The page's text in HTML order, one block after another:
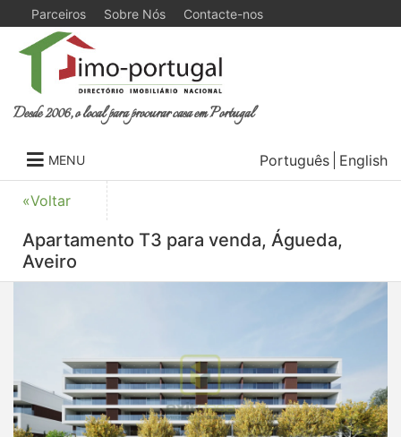
Parceiros Sobre Nós Contacte-nos
Desde 2006, o local para procurar casa em Portugal
MENU Português English
«Voltar
Apartamento T3 para venda, Águeda,
Aveiro